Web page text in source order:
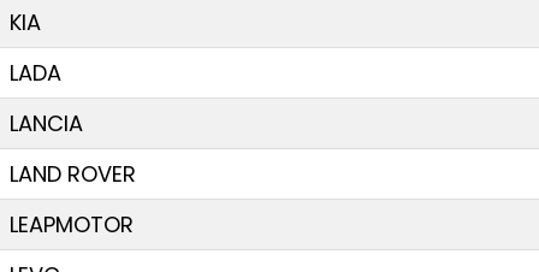
KIA
LADA
LANCIA
LAND ROVER
LEAPMOTOR